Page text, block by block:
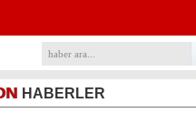
HABERLER